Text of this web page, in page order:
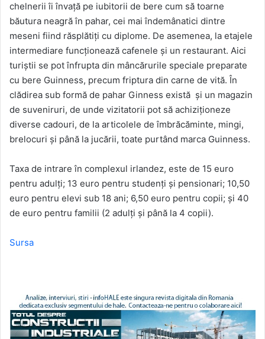
chelnerii îi învaţă pe iubitorii de bere cum să toarne
băutura neagră în pahar, cei mai îndemânatici dintre
meseni fiind răsplătiţi cu diplome. De asemenea, la etajele
intermediare funcţionează cafenele şi un restaurant. Aici
turiştii se pot înfrupta din mâncărurile speciale preparate
cu bere Guinness, precum friptura din carne de vită. În
clădirea sub formă de pahar Ginness există şi un magazin
de suveniruri, de unde vizitatorii pot să achiziţioneze
diverse cadouri, de la articolele de îmbrăcăminte, mingi,
brelocuri şi până la jucării, toate purtând marca Guinness.
Taxa de intrare în complexul irlandez, este de 15 euro
pentru adulţi; 13 euro pentru studenţi şi pensionari; 10,50
euro pentru elevi sub 18 ani; 6,50 euro pentru copii; şi 40
de euro pentru familii (2 adulţi şi până la 4 copii).
Sursa